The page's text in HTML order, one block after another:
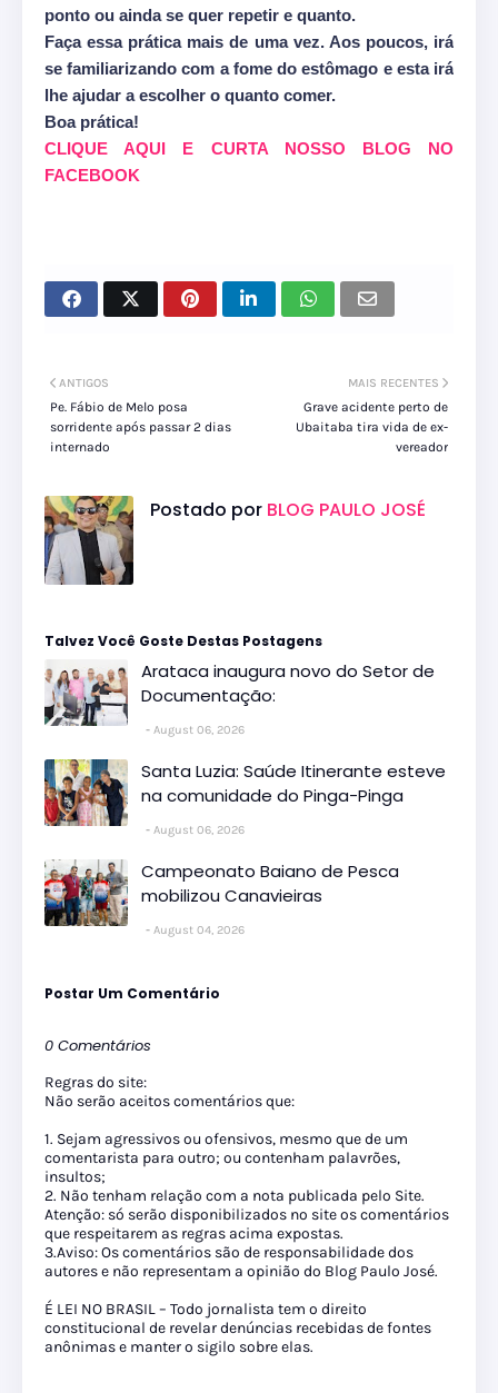
ponto ou ainda se quer repetir e quanto.
Faça essa prática mais de uma vez. Aos poucos, irá
se familiarizando com a fome do estômago e esta irá
lhe ajudar a escolher o quanto comer.
Boa prática!
CLIQUE AQUI E CURTA NOSSO BLOG NO
FACEBOOK
MAIS RECENTES
Grave acidente perto de
Ubaitaba tira vida de ex-
vereador
ANTIGOS
Pe. Fábio de Melo posa
sorridente após passar 2 dias
internado
Postado por BLOG PAULO JOSÉ
Talvez Você Goste Destas Postagens
Arataca inaugura novo do Setor de
Documentação:
August 06, 2026
Santa Luzia: Saúde Itinerante esteve
na comunidade do Pinga-Pinga
August 06, 2026
Campeonato Baiano de Pesca
mobilizou Canavieiras
August 04, 2026
Postar Um Comentário
0 Comentários
Regras do site:
Não serão aceitos comentários que:
1. Sejam agressivos ou ofensivos, mesmo que de um
comentarista para outro; ou contenham palavrões,
insultos;
2. Não tenham relação com a nota publicada pelo Site.
Atenção: só serão disponibilizados no site os comentários
que respeitarem as regras acima expostas.
3.Aviso: Os comentários são de responsabilidade dos
autores e não representam a opinião do Blog Paulo José.
É LEI NO BRASIL – Todo jornalista tem o direito
constitucional de revelar denúncias recebidas de fontes
anônimas e manter o sigilo sobre elas.